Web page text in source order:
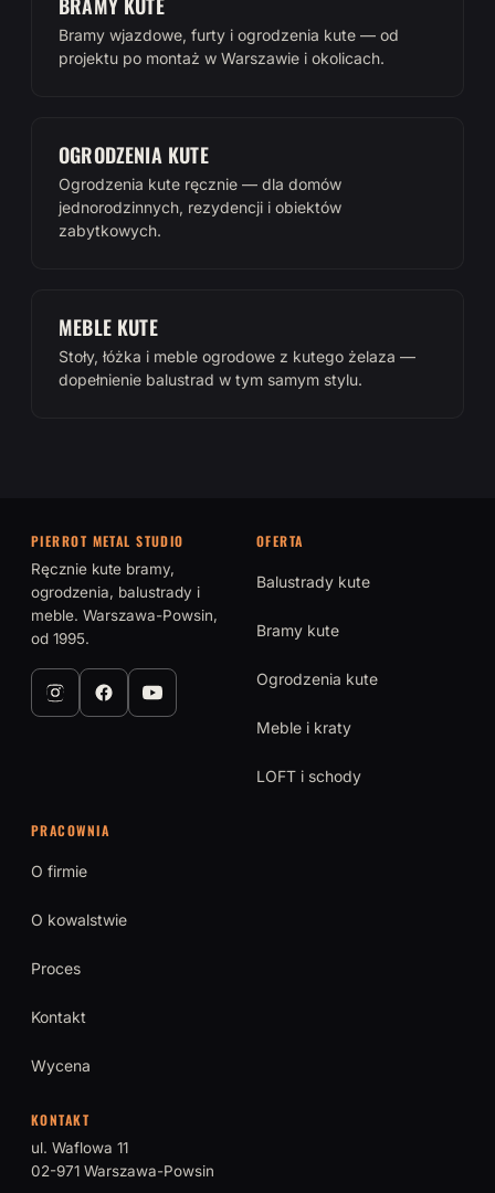
Bramy wjazdowe, furty i ogrodzenia kute — od
projektu po montaż w Warszawie i okolicach.
OGRODZENIA KUTE
Ogrodzenia kute ręcznie — dla domów
jednorodzinnych, rezydencji i obiektów
zabytkowych.
MEBLE KUTE
Stoły, łóżka i meble ogrodowe z kutego żelaza —
dopełnienie balustrad w tym samym stylu.
PIERROT METAL STUDIO
Ręcznie kute bramy,
ogrodzenia, balustrady i
meble. Warszawa-Powsin,
od 1995.
OFERTA
Balustrady kute
Bramy kute
Ogrodzenia kute
Meble i kraty
LOFT i schody
PRACOWNIA
O firmie
O kowalstwie
Proces
Kontakt
Wycena
KONTAKT
ul. Waflowa 11
02-971 Warszawa-Powsin